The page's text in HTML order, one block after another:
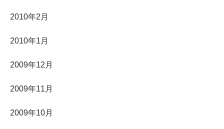
2010年2月
2010年1月
2009年12月
2009年11月
2009年10月